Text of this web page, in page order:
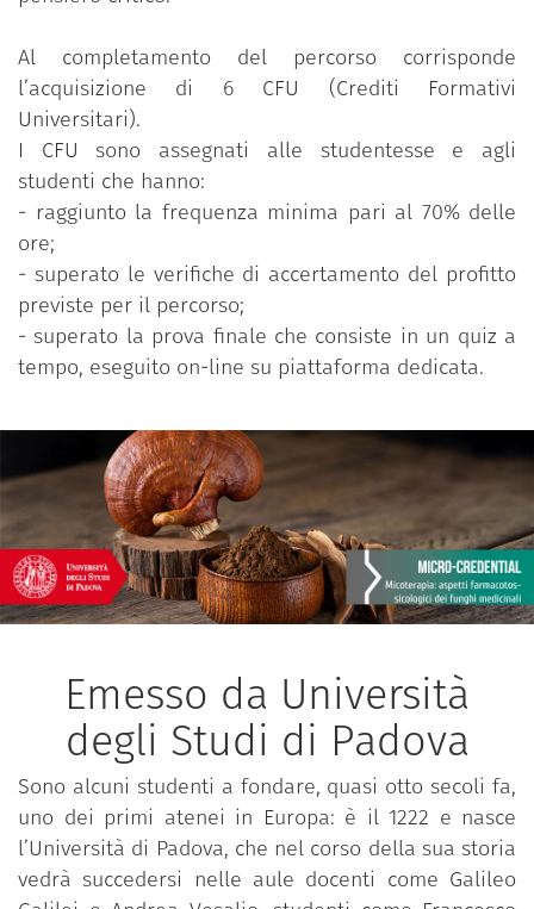
Al completamento del percorso corrisponde
l’acquisizione di 6 CFU (Crediti Formativi
Universitari).
I CFU sono assegnati alle studentesse e agli
studenti che hanno:
- raggiunto la frequenza minima pari al 70% delle
ore;
- superato le verifiche di accertamento del profitto
previste per il percorso;
- superato la prova finale che consiste in un quiz a
tempo, eseguito on-line su piattaforma dedicata.
Emesso da Università
degli Studi di Padova
Sono alcuni studenti a fondare, quasi otto secoli fa,
uno dei primi atenei in Europa: è il 1222 e nasce
l’Università di Padova, che nel corso della sua storia
vedrà succedersi nelle aule docenti come Galileo